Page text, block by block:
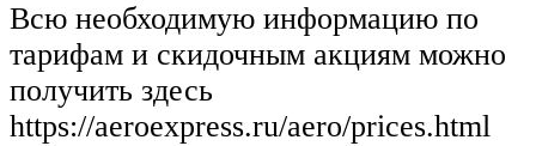
Всю необходимую информацию по
тарифам и скидочным акциям можно
получить здесь
https://aeroexpress.ru/aero/prices.html